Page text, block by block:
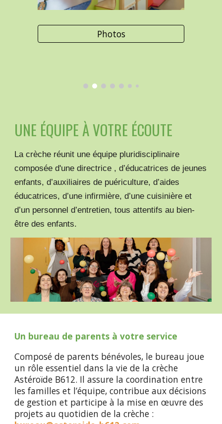
Photos
UNE ÉQUIPE À VOTRE ÉCOUTE
La crèche réunit une équipe pluridisciplinaire
composée d'une directrice , d’éducatrices de jeunes
enfants, d’auxiliaires de puériculture, d’aides
éducatrices, d’une infirmière, d’une cuisinière et
d’un personnel d’entretien, tous attentifs au bien-
être des enfants.
Un bureau de parents à votre service
Composé de parents bénévoles, le bureau joue
un rôle essentiel dans la vie de la crèche
Astéroïde B612. Il assure la coordination entre
les familles et l’équipe, contribue aux décisions
de gestion et participe à la mise en œuvre des
projets au quotidien de la crèche :